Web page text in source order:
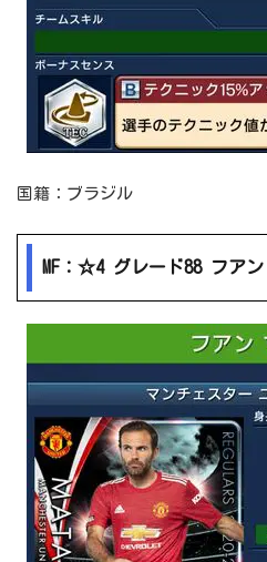
国籍：ブラジル
MF：☆4 グレード88 フア